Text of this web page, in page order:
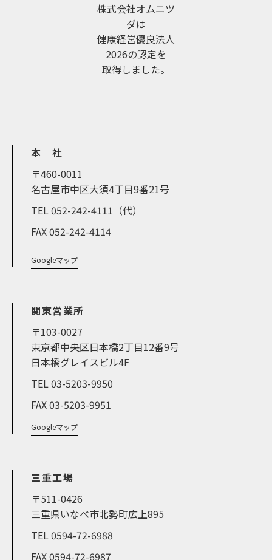
株式会社オムニツ
ダは
健康経営優良法人
2026の認定を
取得しました。
本 社
〒460-0011
名古屋市中区大須4丁目9番21号
TEL 052-242-4111（代）
FAX 052-242-4114
Googleマップ
関東営業所
〒103-0027
東京都中央区日本橋2丁目12番9号
日本橋グレイスビル4F
TEL 03-5203-9950
FAX 03-5203-9951
Googleマップ
三重工場
〒511-0426
三重県いなべ市北勢町広上895
TEL 0594-72-6988
FAX 0594-72-6987